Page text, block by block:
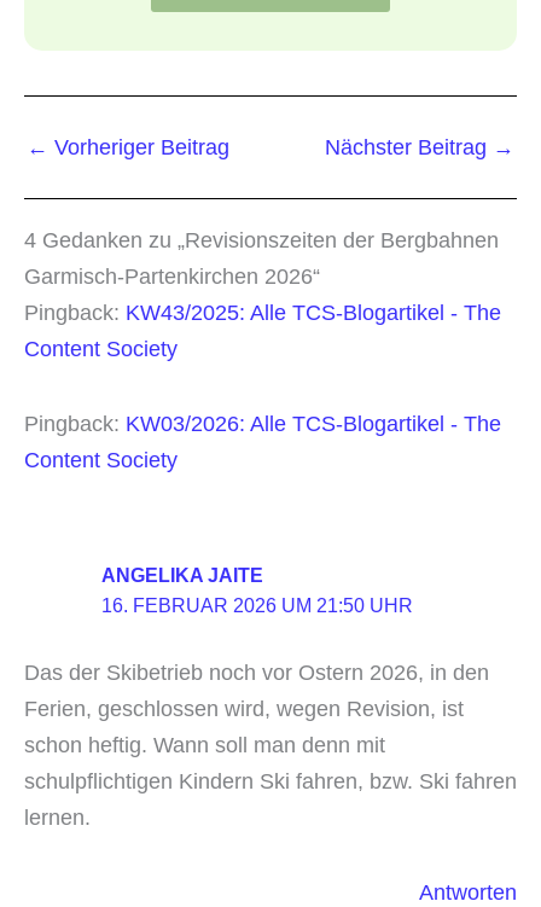
← Vorheriger Beitrag Nächster Beitrag →
4 Gedanken zu „Revisionszeiten der Bergbahnen
Garmisch-Partenkirchen 2026“
Pingback: KW43/2025: Alle TCS-Blogartikel - The
Content Society
Pingback: KW03/2026: Alle TCS-Blogartikel - The
Content Society
ANGELIKA JAITE
16. FEBRUAR 2026 UM 21:50 UHR
Das der Skibetrieb noch vor Ostern 2026, in den
Ferien, geschlossen wird, wegen Revision, ist
schon heftig. Wann soll man denn mit
schulpflichtigen Kindern Ski fahren, bzw. Ski fahren
lernen.
Antworten